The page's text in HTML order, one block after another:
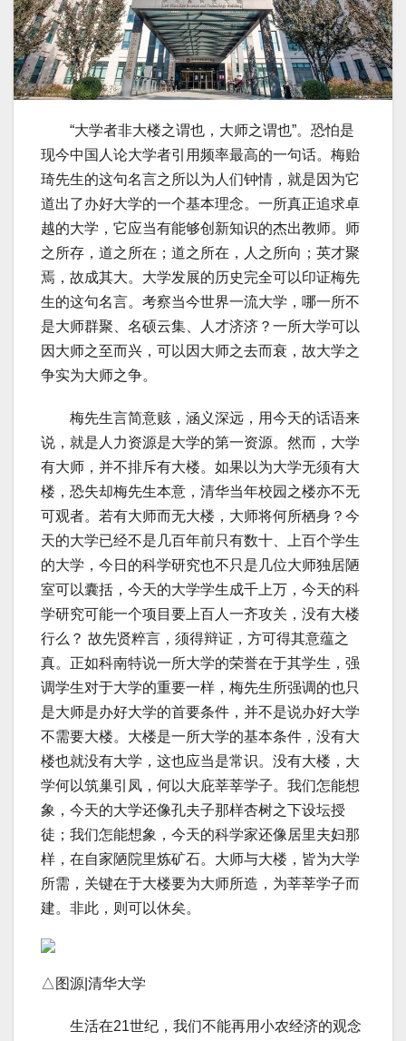
“大学者非大楼之谓也，大师之谓也”。恐怕是
现今中国人论大学者引用频率最高的一句话。梅贻
琦先生的这句名言之所以为人们钟情，就是因为它
道出了办好大学的一个基本理念。一所真正追求卓
越的大学，它应当有能够创新知识的杰出教师。师
之所存，道之所在；道之所在，人之所向；英才聚
焉，故成其大。大学发展的历史完全可以印证梅先
生的这句名言。考察当今世界一流大学，哪一所不
是大师群聚、名硕云集、人才济济？一所大学可以
因大师之至而兴，可以因大师之去而衰，故大学之
争实为大师之争。
梅先生言简意赅，涵义深远，用今天的话语来
说，就是人力资源是大学的第一资源。然而，大学
有大师，并不排斥有大楼。如果以为大学无须有大
楼，恐失却梅先生本意，清华当年校园之楼亦不无
可观者。若有大师而无大楼，大师将何所栖身？今
天的大学已经不是几百年前只有数十、上百个学生
的大学，今日的科学研究也不只是几位大师独居陋
室可以囊括，今天的大学学生成千上万，今天的科
学研究可能一个项目要上百人一齐攻关，没有大楼
行么？ 故先贤粹言，须得辩证，方可得其意蕴之
真。正如科南特说一所大学的荣誉在于其学生，强
调学生对于大学的重要一样，梅先生所强调的也只
是大师是办好大学的首要条件，并不是说办好大学
不需要大楼。大楼是一所大学的基本条件，没有大
楼也就没有大学，这也应当是常识。没有大楼，大
学何以筑巢引凤，何以大庇莘莘学子。我们怎能想
象，今天的大学还像孔夫子那样杏树之下设坛授
徒；我们怎能想象，今天的科学家还像居里夫妇那
样，在自家陋院里炼矿石。大师与大楼，皆为大学
所需，关键在于大楼要为大师所造，为莘莘学子而
建。非此，则可以休矣。
△图源|清华大学
生活在21世纪，我们不能再用小农经济的观念